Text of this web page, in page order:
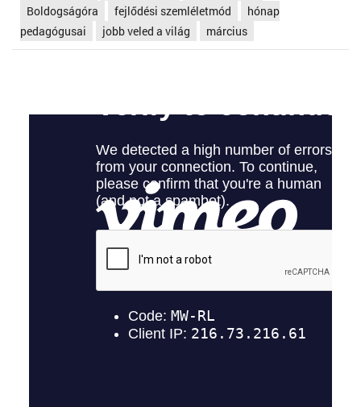
Boldogságóra
fejlődési szemléletmód
hónap
pedagógusai
jobb veled a világ március